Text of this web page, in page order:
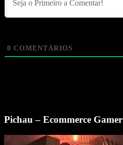
0 COMENTÁRIOS
Pichau – Ecommerce Gamer